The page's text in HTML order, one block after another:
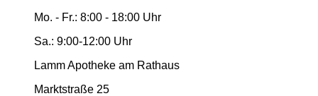
Mo. - Fr.: 8:00 - 18:00 Uhr
Sa.: 9:00-12:00 Uhr
Lamm Apotheke am Rathaus
Marktstraße 25